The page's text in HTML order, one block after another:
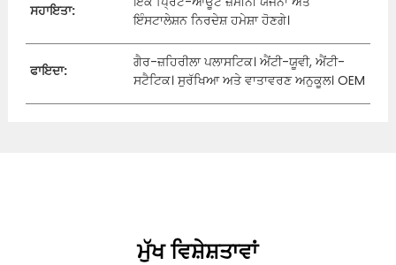
ਸਹਾਇਤਾ:
ਇੰਸਟਾਲੇਸ਼ਨ ਨਿਰਦੇਸ਼ ਹਮੇਸ਼ਾ ਹੋਣਗੇ।
ਫਾਇਦਾ:
ਗੈਰ-ਜ਼ਹਿਰੀਲਾ ਪਲਾਸਟਿਕ। ਐਂਟੀ-ਯੂਵੀ, ਐਂਟੀ-
ਸਟੈਟਿਕ। ਸੁਰੱਖਿਆ ਅਤੇ ਵਾਤਾਵਰਣ ਅਨੁਕੂਲ। OEM
ਮੁੱਖ ਵਿਸ਼ੇਸ਼ਤਾਵਾਂ